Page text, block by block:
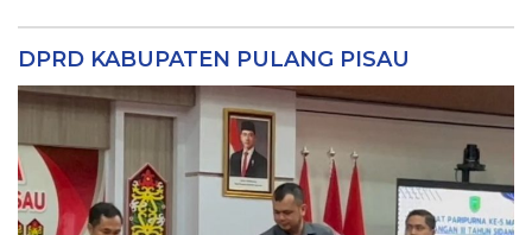
DPRD KABUPATEN PULANG PISAU